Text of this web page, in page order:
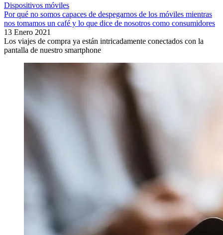
Dispositivos móviles
Por qué no somos capaces de despegarnos de los móviles mientras
nos tomamos un café y lo que dice de nosotros como consumidores
13 Enero 2021
Los viajes de compra ya están intricadamente conectados con la
pantalla de nuestro smartphone